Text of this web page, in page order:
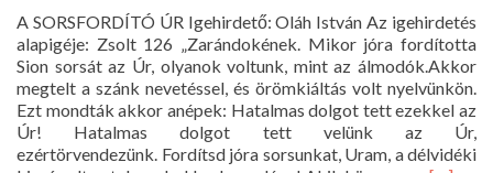
A SORSFORDÍTÓ ÚR Igehirdető: Oláh István Az igehirdetés
alapigéje: Zsolt 126 „Zarándokének. Mikor jóra fordította
Sion sorsát az Úr, olyanok voltunk, mint az álmodók.Akkor
megtelt a szánk nevetéssel, és örömkiáltás volt nyelvünkön.
Ezt mondták akkor anépek: Hatalmas dolgot tett ezekkel az
Úr! Hatalmas dolgot tett velünk az Úr,
ezértörvendezünk. Fordítsd jóra sorsunkat, Uram, a délvidéki